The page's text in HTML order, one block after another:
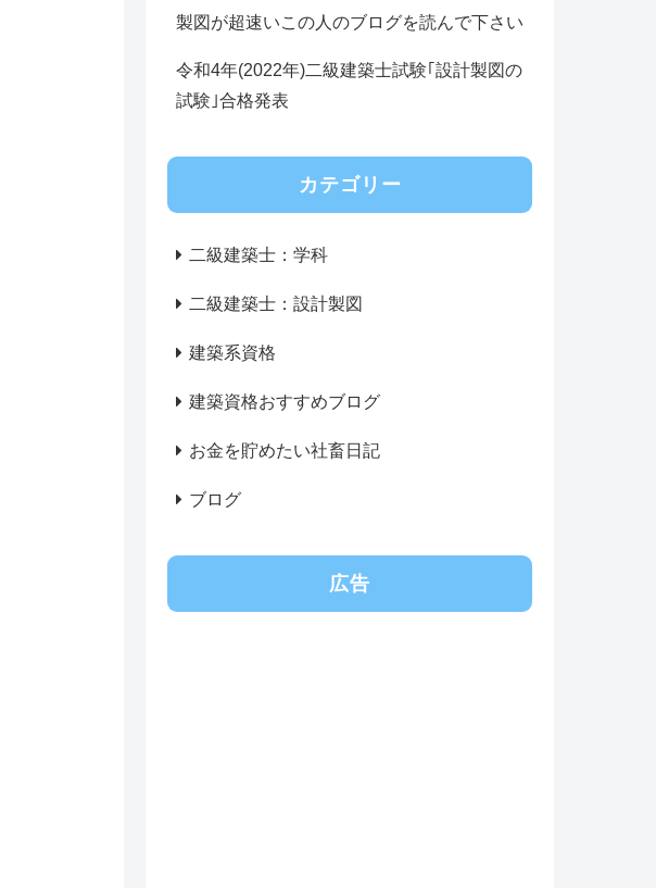
製図が超速いこの人のブログを読んで下さい
令和4年(2022年)二級建築士試験｢設計製図の
試験｣合格発表
カテゴリー
二級建築士：学科
二級建築士：設計製図
建築系資格
建築資格おすすめブログ
お金を貯めたい社畜日記
ブログ
広告